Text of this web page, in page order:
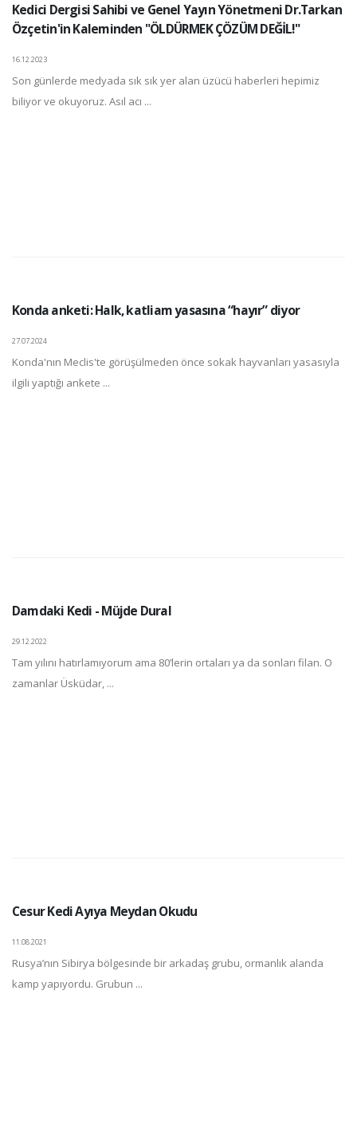
Kedici Dergisi Sahibi ve Genel Yayın Yönetmeni Dr.Tarkan
Özçetin'in Kaleminden "ÖLDÜRMEK ÇÖZÜM DEĞİL!"
16.12.2023
Son günlerde medyada sık sık yer alan üzücü haberleri hepimiz
biliyor ve okuyoruz. Asıl acı ...
Konda anketi: Halk, katliam yasasına “hayır” diyor
27.07.2024
Konda'nın Meclis'te görüşülmeden önce sokak hayvanları yasasıyla
ilgili yaptığı ankete ...
Damdaki Kedi - Müjde Dural
29.12.2022
Tam yılını hatırlamıyorum ama 80’lerin ortaları ya da sonları filan. O
zamanlar Üsküdar, ...
Cesur Kedi Ayıya Meydan Okudu
11.08.2021
Rusya’nın Sibirya bölgesinde bir arkadaş grubu, ormanlık alanda
kamp yapıyordu. Grubun ...